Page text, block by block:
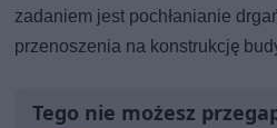
zadaniem jest pochłanianie
przenoszenia na konstrukcję
Tego nie możesz